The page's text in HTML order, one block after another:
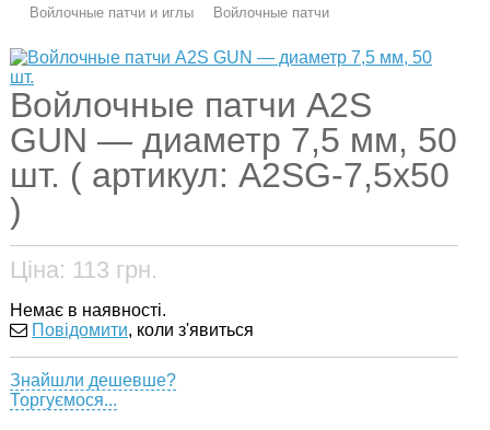
Войлочные патчи и иглы
Войлочные патчи
Войлочные патчи A2S
GUN — диаметр 7,5 мм, 50
шт. ( артикул: A2SG-7,5x50
)
Ціна: 113 грн.
Немає в наявності.
Повідомити, коли з'явиться
Знайшли дешевше?
Торгуємося...